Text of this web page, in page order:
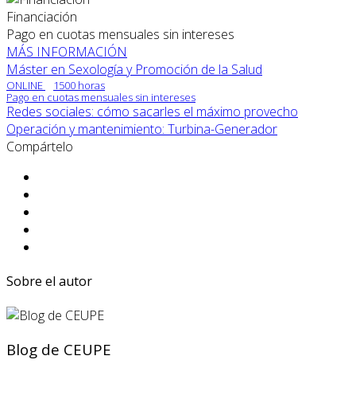
Financiación
Pago en cuotas mensuales sin intereses
MÁS INFORMACIÓN
Máster en Sexología y Promoción de la Salud
ONLINE
1500 horas
Pago en cuotas mensuales sin intereses
Redes sociales: cómo sacarles el máximo provecho
Operación y mantenimiento: Turbina-Generador
Compártelo
Sobre el autor
Blog de CEUPE